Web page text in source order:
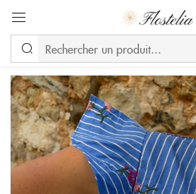
Se
Se souvenir de moi
CONNEXION